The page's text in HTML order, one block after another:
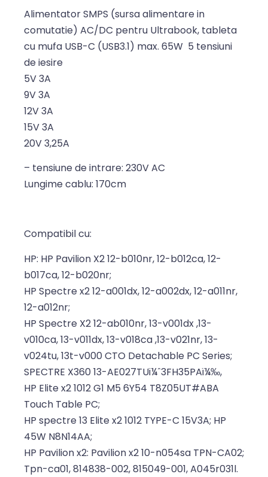
Alimentator SMPS (sursa alimentare in
comutatie) AC/DC pentru Ultrabook, tableta
cu mufa USB-C (USB3.1) max. 65W 5 tensiuni
de iesire
5V 3A
9V 3A
12V 3A
15V 3A
20V 3,25A
– tensiune de intrare: 230V AC
Lungime cablu: 170cm
Compatibil cu:
HP: HP Pavilion X2 12-b010nr, 12-b012ca, 12-
b017ca, 12-b020nr;
HP Spectre x2 12-a001dx, 12-a002dx, 12-a011nr,
12-a012nr;
HP Spectre X2 12-ab010nr, 13-v001dx ,13-
v010ca, 13-v011dx, 13-v018ca ,13-v021nr, 13-
v024tu, 13t-v000 CTO Detachable PC Series;
SPECTRE X360 13-AE027TUï¼ˆ3FH35PAï¼‰,
HP Elite x2 1012 G1 M5 6Y54 T8Z05UT#ABA
Touch Table PC;
HP spectre 13 Elite x2 1012 TYPE-C 15V3A; HP
45W N8N14AA;
HP Pavilion x2: Pavilion x2 10-n054sa TPN-CA02;
Tpn-ca01, 814838-002, 815049-001, A045r031l.